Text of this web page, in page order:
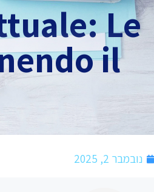
Le
il
נובמבר 2, 2025